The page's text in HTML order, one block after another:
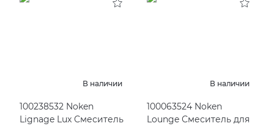
В наличии
100238532 Noken
Lignage Lux Смеситель
В наличии
100063524 Noken
Lounge Смеситель для